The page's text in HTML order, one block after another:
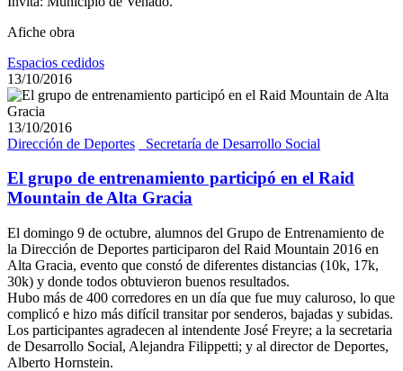
Afiche obra
Espacios cedidos
13/10/2016
13/10/2016
Dirección de Deportes
_Secretaría de Desarrollo Social
El grupo de entrenamiento participó en el Raid
Mountain de Alta Gracia
El domingo 9 de octubre, alumnos del Grupo de Entrenamiento de
la Dirección de Deportes participaron del Raid Mountain 2016 en
Alta Gracia, evento que constó de diferentes distancias (10k, 17k,
30k) y donde todos obtuvieron buenos resultados.
Hubo más de 400 corredores en un día que fue muy caluroso, lo que
complicó e hizo más difícil transitar por senderos, bajadas y subidas.
Los participantes agradecen al intendente José Freyre; a la secretaria
de Desarrollo Social, Alejandra Filippetti; y al director de Deportes,
Alberto Hornstein.